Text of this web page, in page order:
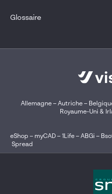
Glossaire
Allemagne– Autriche–
Royaume-Uni &
eShop – myCAD – 1Life – ABGi –
Spread